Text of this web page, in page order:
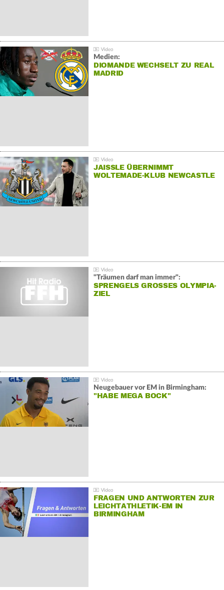
Medien:
DIOMANDE WECHSELT ZU REAL
MADRID
JAISSLE ÜBERNIMMT
WOLTEMADE-KLUB NEWCASTLE
"Träumen darf man immer":
SPRENGELS GROSSES OLYMPIA-Z
IEL
Neugebauer vor EM in Birmingham:
"HABE MEGA BOCK"
FRAGEN UND ANTWORTEN ZUR
LEICHTATHLETIK-EM IN
BIRMINGHAM